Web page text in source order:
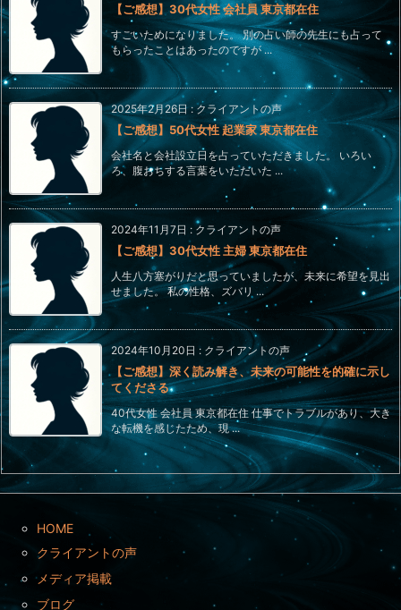
【ご感想】30代女性 会社員 東京都在住
すごいためになりました。 別の占い師の先生にも占って
もらったことはあったのですが ...
2025年2月26日 : クライアントの声
【ご感想】50代女性 起業家 東京都在住
会社名と会社設立日を占っていただきました。 いろい
ろ、腹おちする言葉をいただいた ...
2024年11月7日 : クライアントの声
【ご感想】30代女性 主婦 東京都在住
人生八方塞がりだと思っていましたが、未来に希望を見出
せました。 私の性格、ズバリ ...
2024年10月20日 : クライアントの声
【ご感想】深く読み解き、未来の可能性を的確に示し
てくださる
40代女性 会社員 東京都在住 仕事でトラブルがあり、大き
な転機を感じたため、現 ...
HOME
クライアントの声
メディア掲載
ブログ